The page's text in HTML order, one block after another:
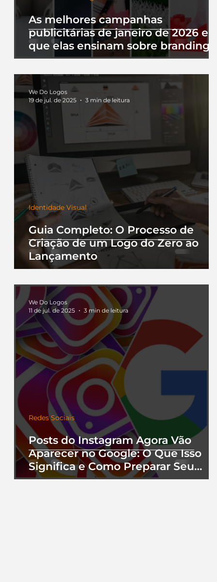
As melhores campanhas
publicitárias de janeiro de 2026 e
que elas ensinam sobre branding
Guia Completo: O Processo de
Criação de um Logo do Zero ao
Lançamento
Identidade Visual
We Do Logos
19 de jul. de 2025
3 min de leitura
Posts do Instagram Agora Vão
Aparecer no Google: O Que Isso
Significa e Como Preparar Seu
Perfil
Redes Sociais
We Do Logos
11 de jul. de 2025
3 min de leitura